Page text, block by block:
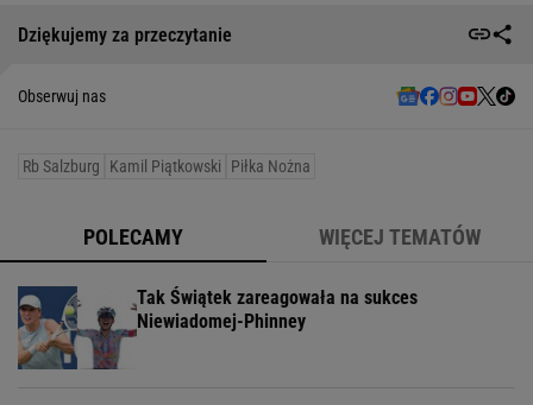
Dziękujemy za przeczytanie
Obserwuj nas
Rb Salzburg Kamil Piątkowski Piłka Nożna
POLECAMY WIĘCEJ TEMATÓW
Tak Świątek zareagowała na sukces
Niewiadomej-Phinney